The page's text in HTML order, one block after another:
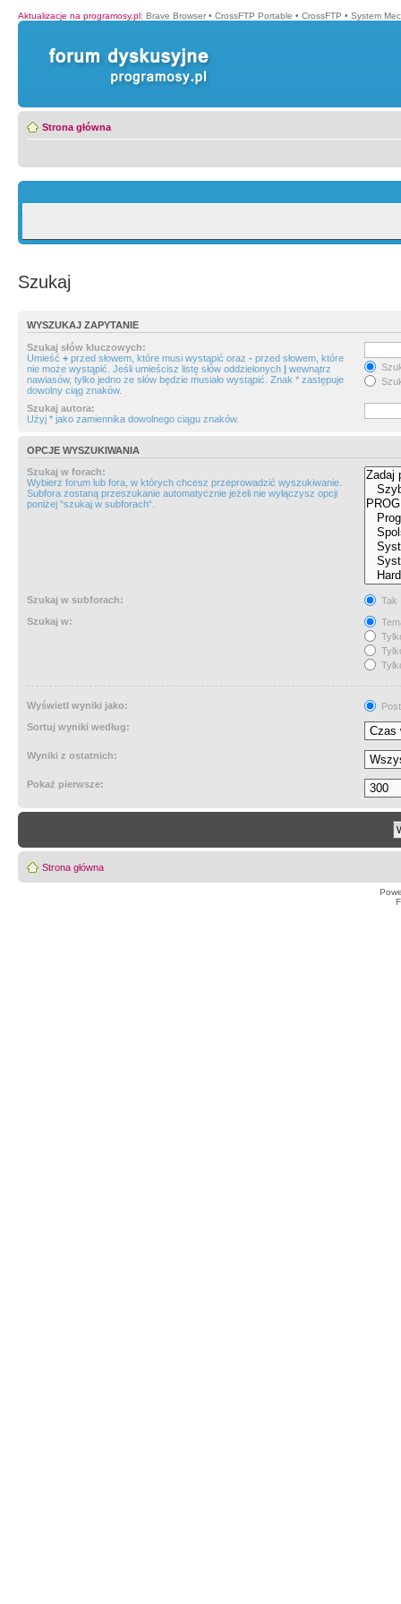
Aktualizacje na programosy.pl: Brave Browser • CrossFTP Portable • CrossFTP • System
Strona główna
Szukaj
WYSZUKAJ ZAPYTANIE
Szukaj słów kluczowych:
Umieść + przed słowem, które musi wystąpić oraz - przed słowem, które
nie może wystąpić. Jeśli umieścisz listę słów oddzielonych | wewnątrz
nawiasów, tylko jedno ze słów będzie musiało wystąpić. Znak * zastępuje
dowolny ciąg znaków.
Szukaj autora:
Użyj * jako zamiennika dowolnego ciągu znaków.
OPCJE WYSZUKIWANIA
Szukaj w forach:
Wybierz forum lub fora, w których chcesz przeprowadzić wyszukiwanie.
Subfora zostaną przeszukanie automatycznie jeżeli nie wyłączysz opcji
poniżej “szukaj w subforach“.
Szukaj w subforach:
Tak
Szukaj w:
Wyświetl wyniki jako:
Sortuj wyniki według:
Wyniki z ostatnich:
Pokaż pierwsze:
Strona główna